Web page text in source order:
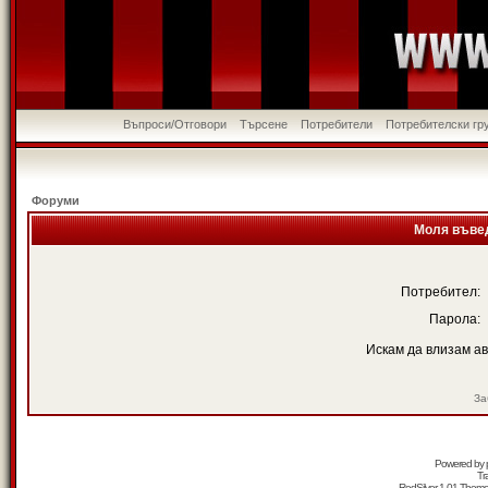
Въпроси/Отговори Търсене Потребители Потребителски
Форуми
Моля
Потребител:
Парола:
Искам да влизам
Powered by